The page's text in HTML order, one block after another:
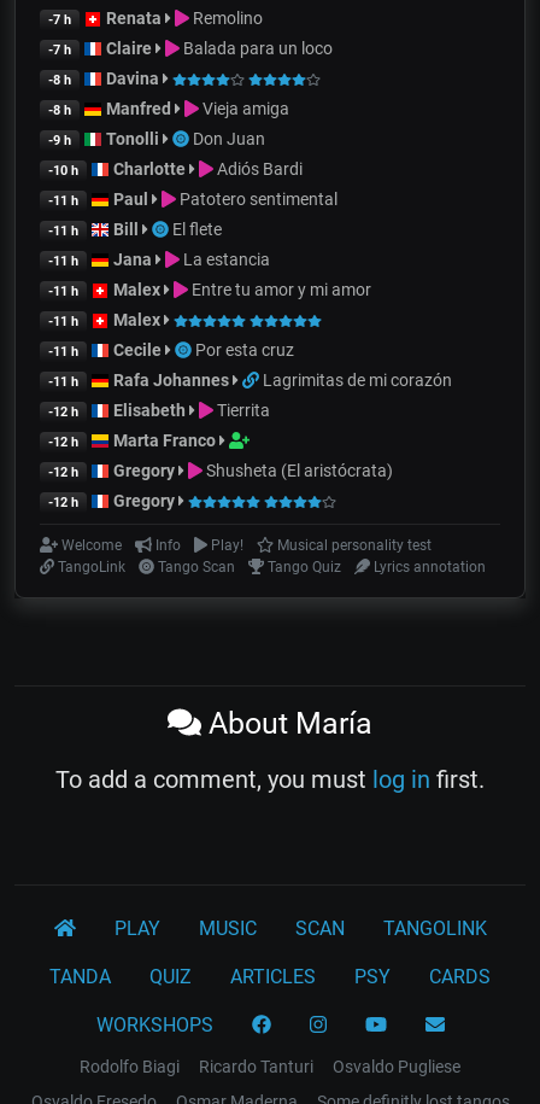
-7 h Renata Remolino
-7 h Claire Balada para un loco
-8 h Davina
-8 h Manfred Vieja amiga
-9 h Tonolli Don Juan
-10 h Charlotte Adiós Bardi
-11 h Paul Patotero sentimental
-11 h Bill El flete
-11 h Jana La estancia
-11 h Malex Entre tu amor y mi amor
-11 h Malex
-11 h Cecile Por esta cruz
-11 h Rafa Johannes Lagrimitas de mi corazón
-12 h Elisabeth Tierrita
-12 h Marta Franco
-12 h Gregory Shusheta (El aristócrata)
-12 h Gregory
Welcome Info Play!
Musical personality test
TangoLink
Tango Scan Tango Quiz Lyrics annotation
About María
To add a comment, you must log in first.
PLAY MUSIC SCAN TANGOLINK
TANDA QUIZ ARTICLES PSY CARDS
WORKSHOPS
Rodolfo Biagi Ricardo Tanturi
Osvaldo Pugliese